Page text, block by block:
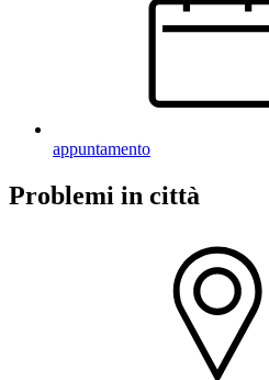
appuntamento
Problemi in città